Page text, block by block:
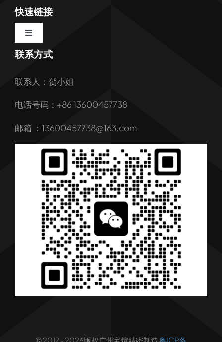
快速链接
Toggle
Navigation
首页
我们的服务
行业解决方案
行业新闻
联系我们
联系方式
联系人：贺小姐
电话号码：+86 13600457738
邮箱 ：13600457738@163.com
© 2012 - 2026版权广州宝煊精密制造粤ICP备